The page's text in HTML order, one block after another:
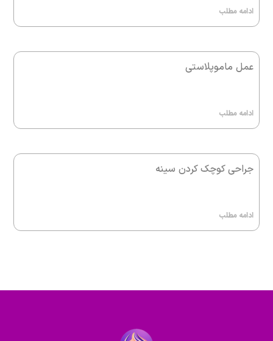
ادامه مطلب
عمل ماموپلاستی
ادامه مطلب
جراحی کوچک کردن سینه
ادامه مطلب